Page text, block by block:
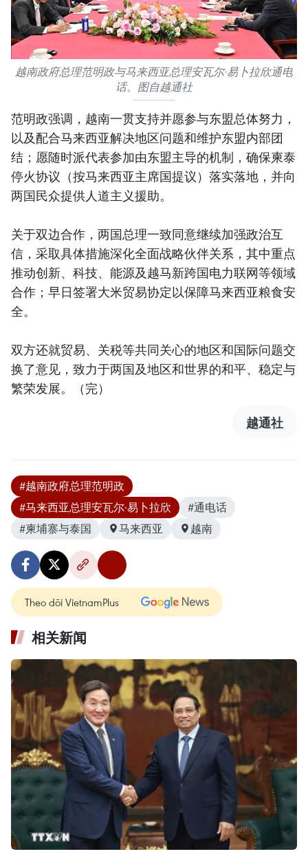
越南政府总理范明政与马来西亚总理安瓦尔·易卜拉欣通电
话。图自越通社
范明政强调，越南一贯支持并愿参与东盟总体努力，
以及配合马来西亚解决地区问题和维护东盟内部团
结；愿随时派代表参加由东盟主导的机制，确保柬泰
停火协议（按马来西亚主席国提议）落实落地，并向
两国民众提供人道主义援助。
关于双边合作，两国总理一致同意继续加强政治互
信，采取具体措施深化全面战略伙伴关系，其中重点
推动创新、科技、能源及越马新跨国电力联网等领域
合作；早日签署大米贸易协定以保障马来西亚粮食安
全。
双方还就贸易、关税等共同关心的地区和国际问题交
换了意见，致力于两国及地区和世界的和平、稳定与
繁荣发展。（完）
越通社
#越南政府总理范明政
#马来西亚总理安瓦尔·易卜拉欣
#通电话
#柬埔寨与泰国
马来西亚 越南
Theo dõi VietnamPlus
相关新闻